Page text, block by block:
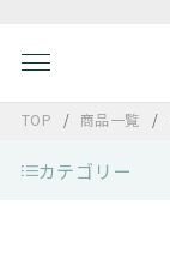
TOP 商品一覧
カテゴリー